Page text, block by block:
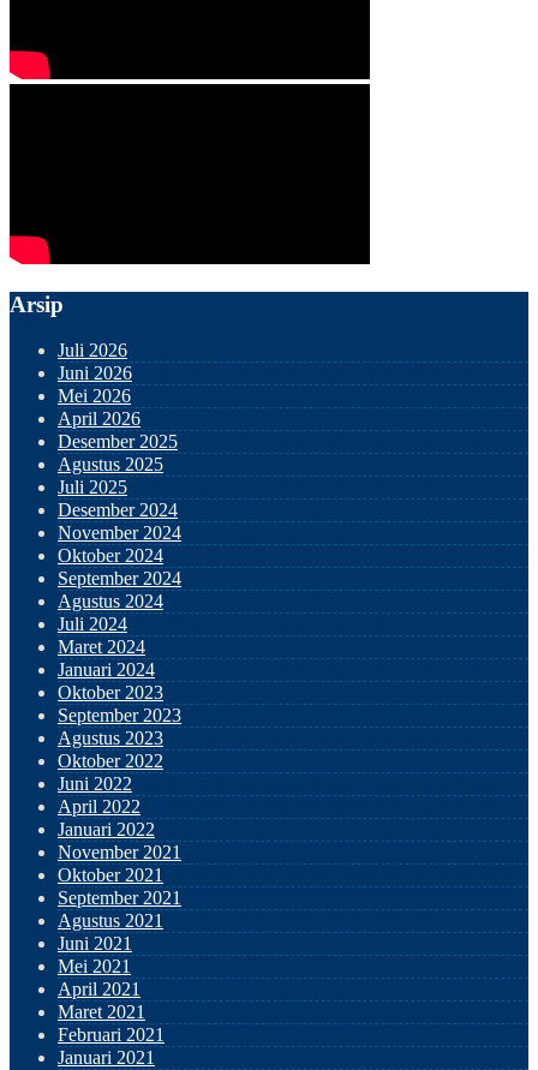
Arsip
Juli 2026
Juni 2026
Mei 2026
April 2026
Desember 2025
Agustus 2025
Juli 2025
Desember 2024
November 2024
Oktober 2024
September 2024
Agustus 2024
Juli 2024
Maret 2024
Januari 2024
Oktober 2023
September 2023
Agustus 2023
Oktober 2022
Juni 2022
April 2022
Januari 2022
November 2021
Oktober 2021
September 2021
Agustus 2021
Juni 2021
Mei 2021
April 2021
Maret 2021
Februari 2021
Januari 2021